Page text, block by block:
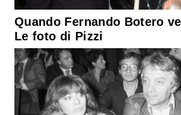
Quando Fernando Botero
Le foto di Pizzi